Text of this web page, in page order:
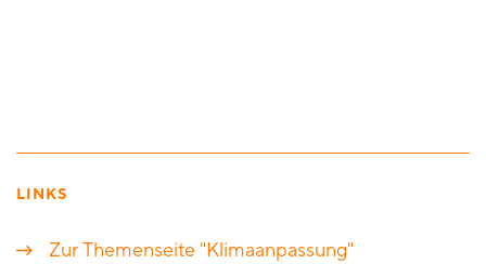
LINKS
Zur Themenseite "Klimaanpassung"